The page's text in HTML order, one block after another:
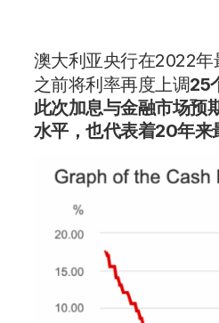
澳大利亚央行在2022
之前将利率再度上调25
此次加息与金融市场预
水平，也代表着20年来